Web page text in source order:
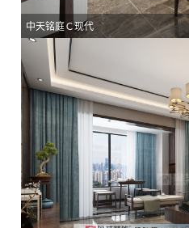
中天铭庭Ｃ现代